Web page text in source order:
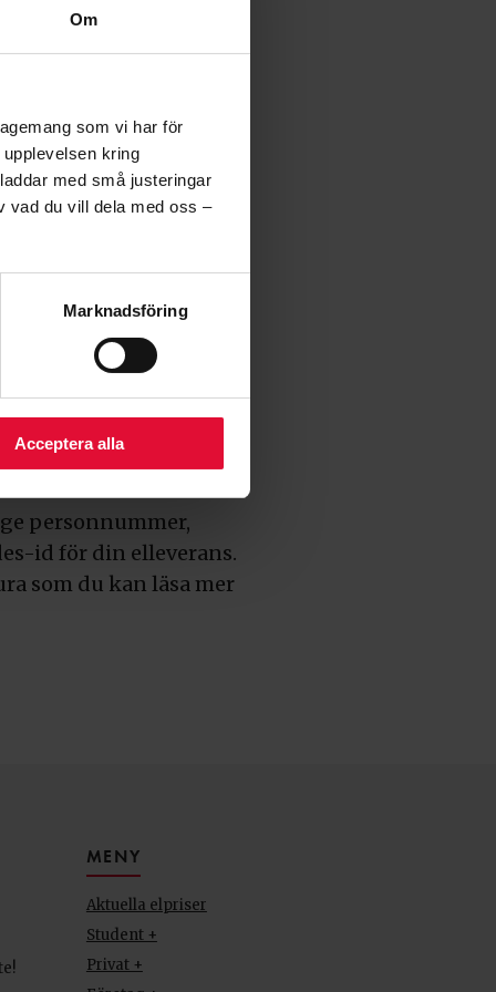
Om
som vi har för
kring
med små justeringar
vad du vill dela med oss –
Marknadsföring
Acceptera alla
att få el levererad till
personnummer,
id för din elleverans.
som du kan läsa mer
MENY
Aktuella elpriser
Student +
Privat +